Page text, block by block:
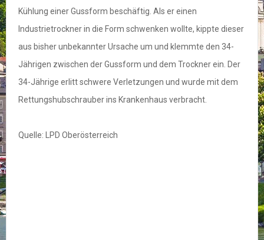
Kühlung einer Gussform beschäftig. Als er einen
Industrietrockner in die Form schwenken wollte, kippte dieser
aus bisher unbekannter Ursache um und klemmte den 34-
Jährigen zwischen der Gussform und dem Trockner ein. Der
34-Jährige erlitt schwere Verletzungen und wurde mit dem
Rettungshubschrauber ins Krankenhaus verbracht.
Quelle: LPD Oberösterreich